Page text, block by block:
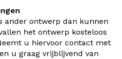
ander ontwerp dan kunnen
het ontwerp kosteloos
u hiervoor contact met
u graag vrijblijvend van